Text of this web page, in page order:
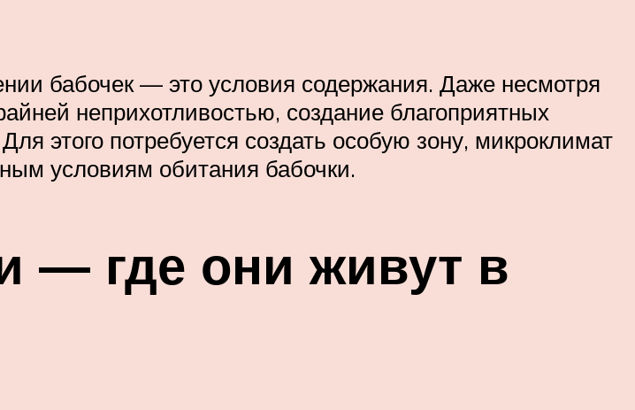
бабочек — это условия содержания. Даже несмотря
неприхотливостью, создание благоприятных
этого потребуется создать особую зону, микроклимат
условиям обитания бабочки.
— где они живут в